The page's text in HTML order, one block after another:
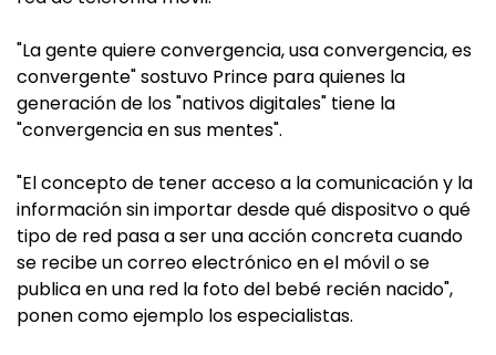
"La gente quiere convergencia, usa convergencia, es
convergente" sostuvo Prince para quienes la
generación de los "nativos digitales" tiene la
"convergencia en sus mentes".
"El concepto de tener acceso a la comunicación y la
información sin importar desde qué dispositvo o qué
tipo de red pasa a ser una acción concreta cuando
se recibe un correo electrónico en el móvil o se
publica en una red la foto del bebé recién nacido",
ponen como ejemplo los especialistas.